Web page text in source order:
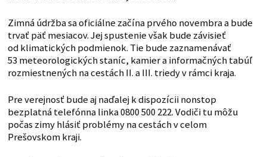
Zimná údržba sa oficiálne začína prvého novembra a bude
trvať päť mesiacov. Jej spustenie však bude závisieť
od klimatických podmienok. Tie bude zaznamenávať
53 meteorologických staníc, kamier a informačných tabúľ
rozmiestnených na cestách II. a III. triedy v rámci kraja.
Pre verejnosť bude aj naďalej k dispozícii nonstop
bezplatná telefónna linka 0800 500 222. Vodiči tu môžu
počas zimy hlásiť problémy na cestách v celom
Prešovskom kraji.